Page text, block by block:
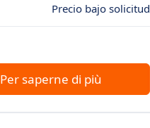
Precio bajo solicitud
Per saperne di più